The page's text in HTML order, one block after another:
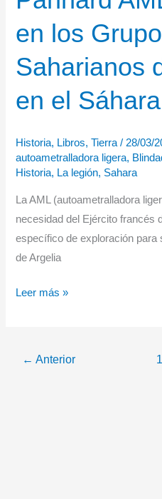
en los
Saharianos
en el
Historia, Libros,Tierra / 28/03/
autoametralladora ligera,
Historia, La legión, Sahara
La AML (autoametralladora
necesidad del Ejército francés
específico de exploración para
de Argelia
¿Sabia
Leer más »
← Anterior 1